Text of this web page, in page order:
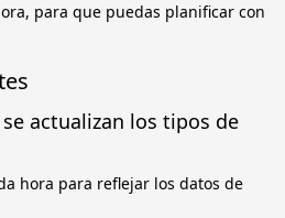
para que puedas planificar con
actualizan los tipos de
hora para reflejar los datos de